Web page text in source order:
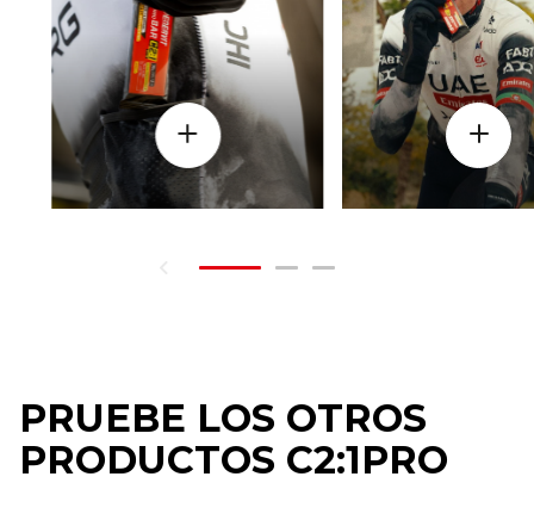
PRUEBE LOS OTROS
PRODUCTOS C2:1PRO